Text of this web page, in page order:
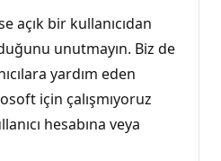
açık bir kullanıcıdan
unutmayın. Biz de
yardım eden
için çalışmıyoruz
hesabına veya